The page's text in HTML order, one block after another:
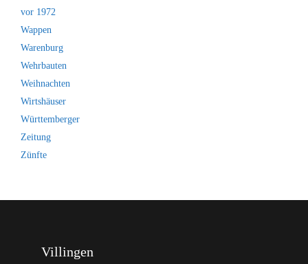
vor 1972
Wappen
Warenburg
Wehrbauten
Weihnachten
Wirtshäuser
Württemberger
Zeitung
Zünfte
Villingen